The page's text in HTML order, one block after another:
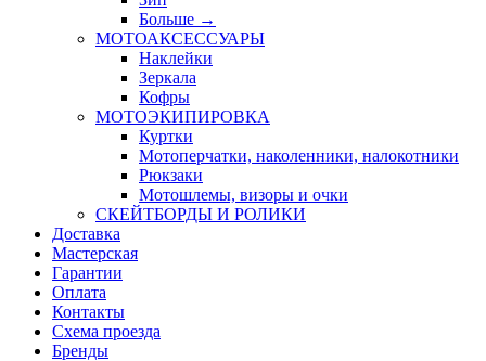
Больше →
МОТОАКСЕССУАРЫ
Наклейки
Зеркала
Кофры
МОТОЭКИПИРОВКА
Куртки
Мотоперчатки, наколенники, налокотники
Рюкзаки
Мотошлемы, визоры и очки
СКЕЙТБОРДЫ И РОЛИКИ
Доставка
Мастерская
Гарантии
Оплата
Контакты
Схема проезда
Бренды